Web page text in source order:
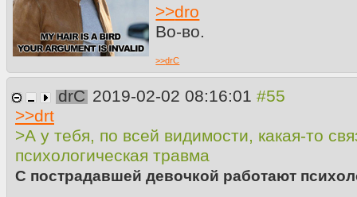
>>dro
Во-во.
>>drC
drC 2019-02-02 08:16:01
>>drt
>А у тебя, по всей видимости, какая-то
психологическая травма
С пострадавшей девочкой работают